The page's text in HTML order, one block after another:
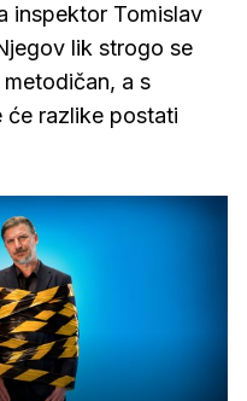
inspektor Tomislav
lik strogo se
a s
će razlike postati